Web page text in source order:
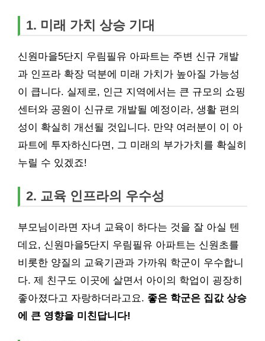
1. 미래 가치 상승 기대
신원마을5단지 우림필유 아파트는 주변 신규 개발
과 인프라 확장 덕분에 미래 가치가 높아질 가능성
이 큽니다. 실제로, 인근 지역에서는 큰 규모의 쇼핑
센터와 공원이 신규로 개발될 예정이라, 생활 편의
성이 확실히 개선될 것입니다. 만약 여러분이 이 아
파트에 투자하신다면, 그 미래의 부가가치를 확실히
누릴 수 있겠죠!
2. 교육 인프라의 우수성
부모님이라면 자녀 교육이 하다는 것을 잘 아실 텐
데요, 신원마을5단지 우림필유 아파트는 신원초를
비롯한 양질의 교육기관과 가까워 학군이 우수합니
다. 제 친구도 이곳에 살면서 아이의 학업이 굉장히
좋아졌다고 자랑하더라고요. 좋은 학군은 집값 상승
에 큰 영향을 미친답니다!